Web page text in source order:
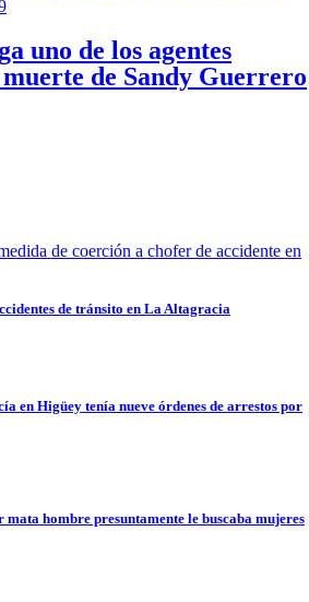
uno de los agentes
de Sandy Guerrero
de tránsito en La Altagracia
en Higüey tenía nueve órdenes de arrestos por
hombre presuntamente le buscaba mujeres